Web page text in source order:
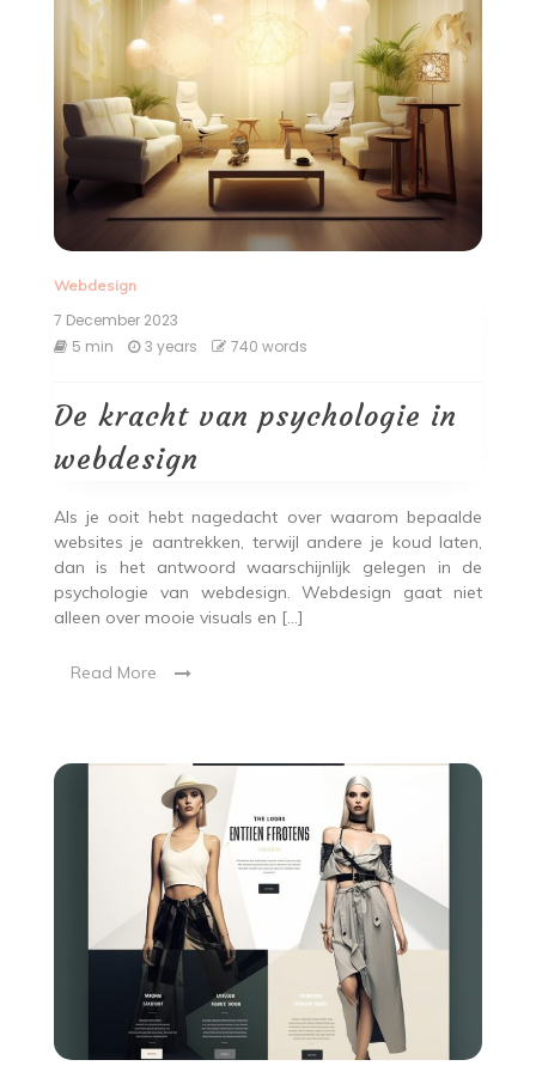
Webdesign
7 December 2023
5 min
3 years 740 words
De kracht van psychologie in
webdesign
Als je ooit hebt nagedacht over waarom bepaalde
websites je aantrekken, terwijl andere je koud laten,
dan is het antwoord waarschijnlijk gelegen in de
psychologie van webdesign. Webdesign gaat niet
alleen over mooie visuals en […]
Read More